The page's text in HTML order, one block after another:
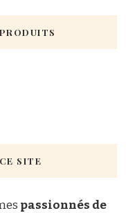
SITE
passionnés de